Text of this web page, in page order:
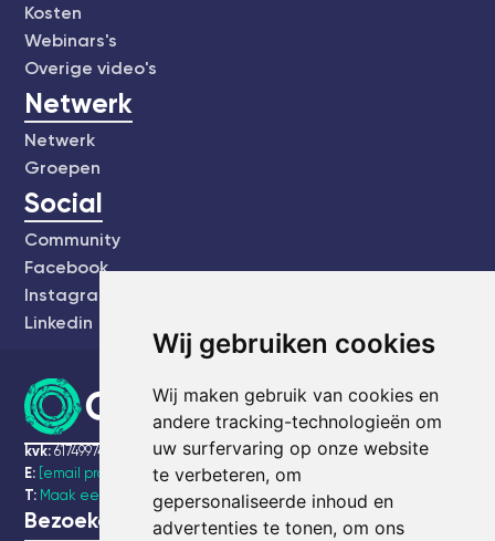
Wij gebruiken cookies
Wij maken gebruik van cookies en
andere tracking-technologieën om
uw surfervaring op onze website
te verbeteren, om
gepersonaliseerde inhoud en
advertenties te tonen, om ons
Kosten
Webinars's
Overige video's
Netwerk
Netwerk
Groepen
Social
Community
Facebook
Instagram
Linkedin
kvk: 61749974
E: [email protected]
T: Maak een bel afspraak
Bezoekadres